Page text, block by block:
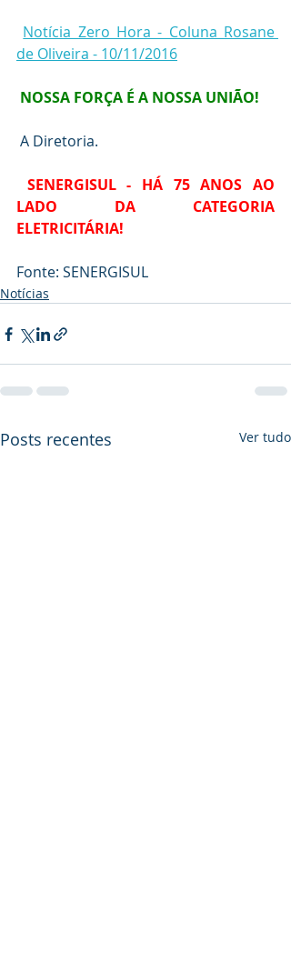
Notícia Zero Hora - Coluna Rosane
de Oliveira - 10/11/2016
NOSSA FORÇA É A NOSSA UNIÃO!
A Diretoria.
SENERGISUL - HÁ 75 ANOS AO
LADO DA CATEGORIA
ELETRICITÁRIA!
Fonte: SENERGISUL
Notícias
Posts recentes Ver tudo